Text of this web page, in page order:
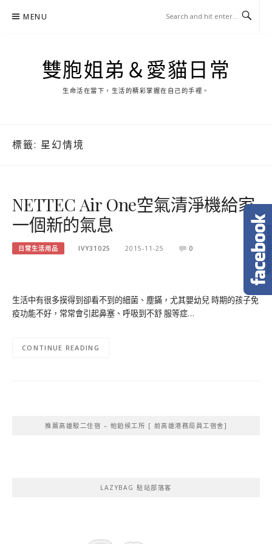
MENU
雙胞姐弟＆愛貓日常
生命活在當下，生活的精彩掌握在自己的手裡。
標籤: 星幻情境
NETTEC Air One空氣清淨機給家
一個新的氣息
日常生活用品 IVY31025 2015-11-25 0
生活中有很多摸得到卻看不到的細菌、塵鏋，尤其嬰幼兒 時期的孩子免
疫功能不好，常常會引起鼻塞、呼吸到不舒 服等症…
CONTINUE READING
推薦高雄駁二住宿 – 帕鉑候工所 [ 前高雄港務局員工宿舍]
LAZYBAG 駐站部落客